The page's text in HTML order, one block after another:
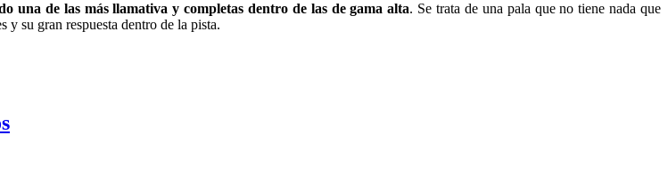
una de las más llamativa y completas dentro de las de gama alta. Se trata de una pala que no tiene nada que
y su gran respuesta dentro de la pista.